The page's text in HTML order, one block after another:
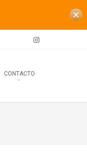
CONTACTO